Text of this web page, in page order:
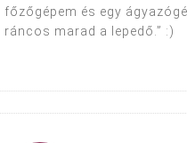
főzőgépem és egy
ráncos marad a lepedő.” :)